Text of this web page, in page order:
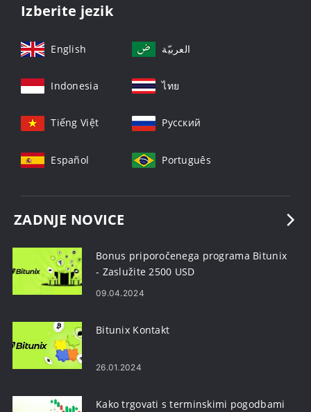
Izberite jezik
English العربيّة
Indonesia ไทย
Tiếng Việt Русский
Español Português
ZADNJE NOVICE
Bonus priporočenega programa Bitunix
- Zaslužite 2500 USD
09.04.2024
Bitunix Kontakt
26.01.2024
Kako trgovati s terminskimi pogodbami